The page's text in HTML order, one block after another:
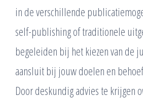
in de verschillende
self-publishing of traditionele
begeleiden bij het kiezen van de
aansluit bij jouw doelen en
Door deskundig advies te krijgen